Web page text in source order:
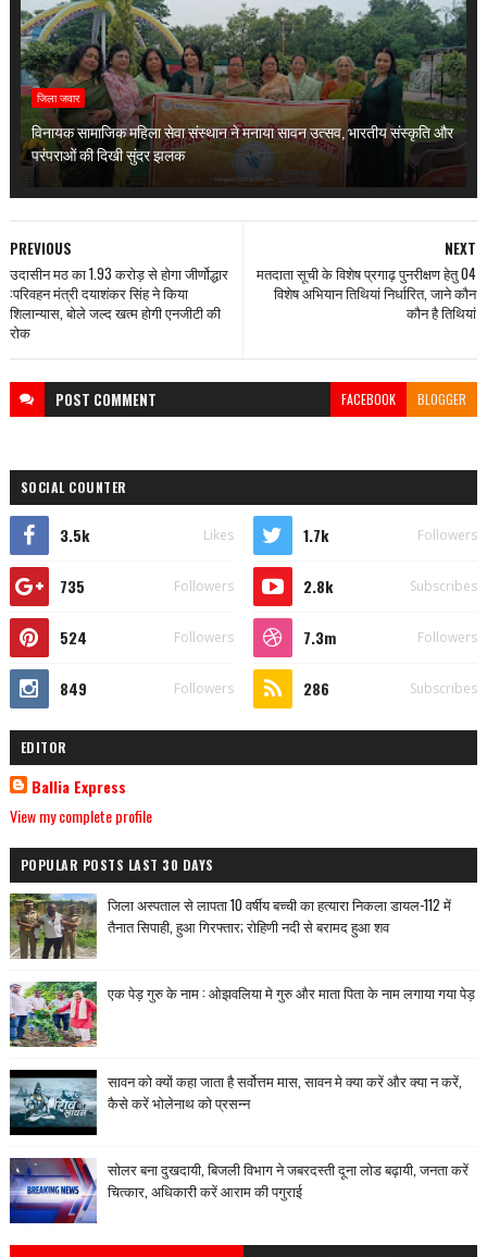
जिला जवार
विनायक सामाजिक महिला सेवा संस्थान ने मनाया सावन उत्सव, भारतीय संस्कृति और
परंपराओं की दिखी सुंदर झलक
NEXT
मतदाता सूची के विशेष प्रगाढ़ पुनरीक्षण हेतु 04
विशेष अभियान तिथियां निर्धारित, जाने कौन
कौन है तिथियां
PREVIOUS
उदासीन मठ का 1.93 करोड़ से होगा जीर्णोद्धार
:परिवहन मंत्री दयाशंकर सिंह ने किया
शिलान्यास, बोले जल्द खत्म होगी एनजीटी की
रोक
POST COMMENT FACEBOOK BLOGGER
SOCIAL COUNTER
3.5k Likes 1.7k Followers
735 Followers 2.8k Subscribes
524 Followers 7.3m Followers
849 Followers 286 Subscribes
EDITOR
Ballia Express
View my complete profile
POPULAR POSTS LAST 30 DAYS
जिला अस्पताल से लापता 10 वर्षीय बच्ची का हत्यारा निकला डायल-112 में
तैनात सिपाही, हुआ गिरफ्तार; रोहिणी नदी से बरामद हुआ शव
एक पेड़ गुरु के नाम : ओझवलिया मे गुरु और माता पिता के नाम लगाया गया पेड़
सावन को क्यों कहा जाता है सर्वोत्तम मास, सावन मे क्या करें और क्या न करें,
कैसे करें भोलेनाथ को प्रसन्न
सोलर बना दुखदायी, बिजली विभाग ने जबरदस्ती दूना लोड बढ़ायी, जनता करें
चित्कार, अधिकारी करें आराम की पगुराई